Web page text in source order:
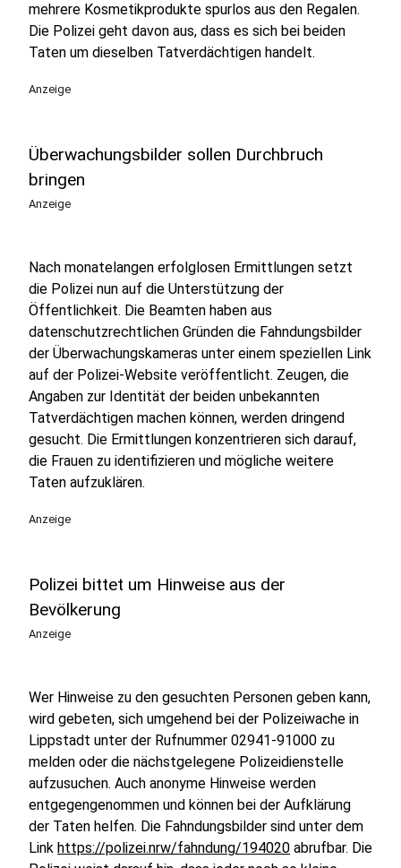
mehrere Kosmetikprodukte spurlos aus den Regalen.
Die Polizei geht davon aus, dass es sich bei beiden
Taten um dieselben Tatverdächtigen handelt.
Anzeige
Überwachungsbilder sollen Durchbruch
bringen
Anzeige
Nach monatelangen erfolglosen Ermittlungen setzt
die Polizei nun auf die Unterstützung der
Öffentlichkeit. Die Beamten haben aus
datenschutzrechtlichen Gründen die Fahndungsbilder
der Überwachungskameras unter einem speziellen Link
auf der Polizei-Website veröffentlicht. Zeugen, die
Angaben zur Identität der beiden unbekannten
Tatverdächtigen machen können, werden dringend
gesucht. Die Ermittlungen konzentrieren sich darauf,
die Frauen zu identifizieren und mögliche weitere
Taten aufzuklären.
Anzeige
Polizei bittet um Hinweise aus der
Bevölkerung
Anzeige
Wer Hinweise zu den gesuchten Personen geben kann,
wird gebeten, sich umgehend bei der Polizeiwache in
Lippstadt unter der Rufnummer 02941-91000 zu
melden oder die nächstgelegene Polizeidienstelle
aufzusuchen. Auch anonyme Hinweise werden
entgegengenommen und können bei der Aufklärung
der Taten helfen. Die Fahndungsbilder sind unter dem
Link https://polizei.nrw/fahndung/194020 abrufbar. Die